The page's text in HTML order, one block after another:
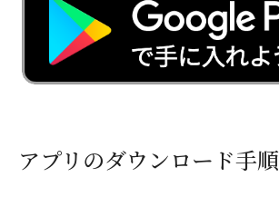
アプリのダウンロード手順